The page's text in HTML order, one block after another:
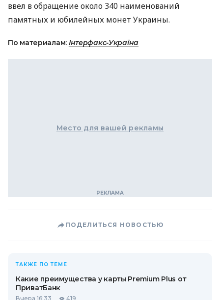
ввел в обращение около 340 наименований
памятных и юбилейных монет Украины.
По материалам: Інтерфакс-Україна
Место для вашей рекламы
ПОДЕЛИТЬСЯ НОВОСТЬЮ
ТАКЖЕ ПО ТЕМЕ
Какие преимущества у карты Premium Plus от
ПриватБанк
Вчера 16:33 419